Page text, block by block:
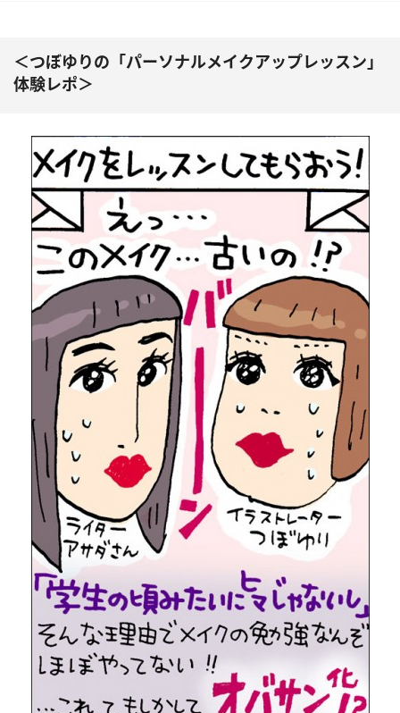
＜つぼゆりの「パーソナルメイクアップレッスン」
体験レポ＞